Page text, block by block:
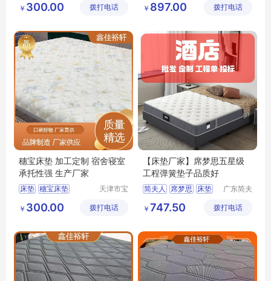
床垫厂家
裕轩床垫
￥ 300.00 拨打电话
限公司
￥ 897.00 拨打电话
穗宝床垫 加工定制 宿舍寝室
承托性强 生产厂家
床垫 穗宝床垫
床垫厂家
天津市宝
裕轩床垫
￥ 300.00 拨打电话
【床垫厂家】席梦思五星级
工程弹簧垫子品质好
简夫人 席梦思
床垫
广东简夫
限公司
￥ 747.50 拨打电话